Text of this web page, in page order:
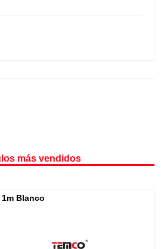
más vendidos
1m Blanco